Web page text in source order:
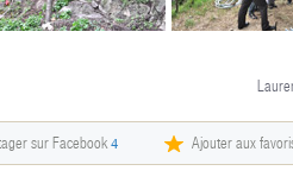
sur Facebook4 Ajouter aux